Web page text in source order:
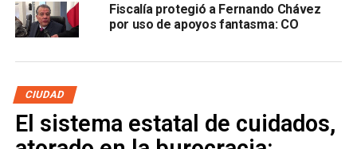
mujeres y de este númerosolo asistieron tres
trabajadoras para tratar temas de finanzas
tengo que respetar el criterio de todas las compañeras, si
tendrán en el ambiente personal, no soy nadie para
Fiscalía protegió a Fernando Chávez
por uso de apoyos fantasma: CO
CIUDAD
El sistema estatal de cuidados,